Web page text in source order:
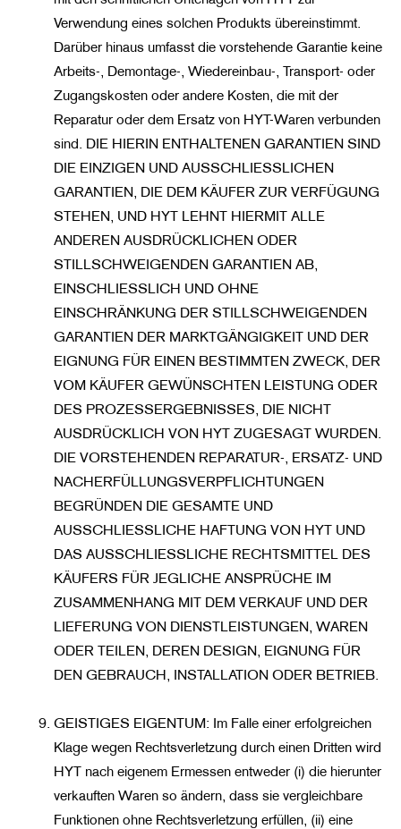
Verwendung eines solchen Produkts übereinstimmt.
Darüber hinaus umfasst die vorstehende Garantie keine
Arbeits-, Demontage-, Wiedereinbau-, Transport- oder
Zugangskosten oder andere Kosten, die mit der
Reparatur oder dem Ersatz von HYT-Waren verbunden
sind. DIE HIERIN ENTHALTENEN GARANTIEN SIND
DIE EINZIGEN UND AUSSCHLIESSLICHEN
GARANTIEN, DIE DEM KÄUFER ZUR VERFÜGUNG
STEHEN, UND HYT LEHNT HIERMIT ALLE
ANDEREN AUSDRÜCKLICHEN ODER
STILLSCHWEIGENDEN GARANTIEN AB,
EINSCHLIESSLICH UND OHNE
EINSCHRÄNKUNG DER STILLSCHWEIGENDEN
GARANTIEN DER MARKTGÄNGIGKEIT UND DER
EIGNUNG FÜR EINEN BESTIMMTEN ZWECK, DER
VOM KÄUFER GEWÜNSCHTEN LEISTUNG ODER
DES PROZESSERGEBNISSES, DIE NICHT
AUSDRÜCKLICH VON HYT ZUGESAGT WURDEN.
DIE VORSTEHENDEN REPARATUR-, ERSATZ- UND
NACHERFÜLLUNGSVERPFLICHTUNGEN
BEGRÜNDEN DIE GESAMTE UND
AUSSCHLIESSLICHE HAFTUNG VON HYT UND
DAS AUSSCHLIESSLICHE RECHTSMITTEL DES
KÄUFERS FÜR JEGLICHE ANSPRÜCHE IM
ZUSAMMENHANG MIT DEM VERKAUF UND DER
LIEFERUNG VON DIENSTLEISTUNGEN, WAREN
ODER TEILEN, DEREN DESIGN, EIGNUNG FÜR
DEN GEBRAUCH, INSTALLATION ODER BETRIEB.
GEISTIGES EIGENTUM: Im Falle einer erfolgreichen
Klage wegen Rechtsverletzung durch einen Dritten wird
HYT nach eigenem Ermessen entweder (i) die hierunter
verkauften Waren so ändern, dass sie vergleichbare
Funktionen ohne Rechtsverletzung erfüllen, (ii) eine